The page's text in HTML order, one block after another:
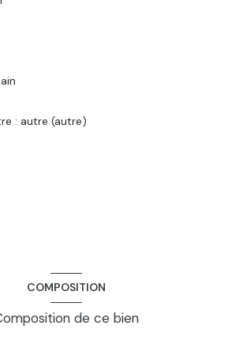
: autre (autre)
COMPOSITION
de ce bien